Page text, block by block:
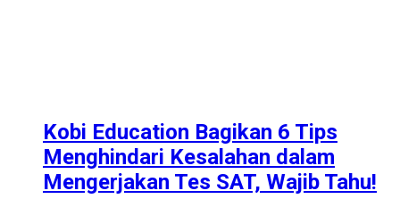
Kobi Education Bagikan 6 Tips
Menghindari Kesalahan dalam
Mengerjakan Tes SAT, Wajib Tahu!